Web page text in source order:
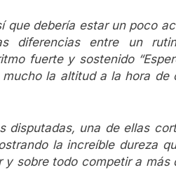
que debería estar un poco
diferencias entre un
fuerte y sostenido
la altitud a la hora de
disputadas, una de ellas
la increíble dureza
sobre todo competir a más